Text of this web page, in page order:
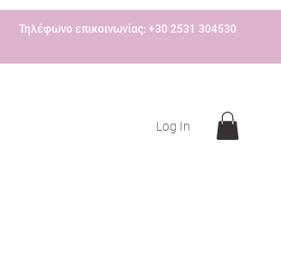
Τηλέφωνο επικοινωνίας: +30 2531 304530
Log In